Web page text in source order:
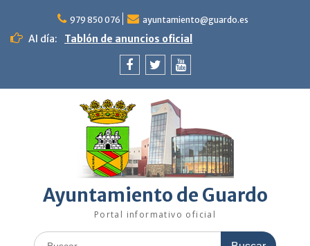
contenido
979 850 076 ayuntamiento@guardo.es
Al día: Tablón de anuncios oficial
Ayuntamiento de Guardo
Portal informativo oficial
Buscar: